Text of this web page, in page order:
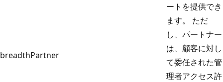
breadthPartner
ートを提供でき
ます。 ただ
し、パートナー
は、顧客に対し
て委任された管
理者アクセス許